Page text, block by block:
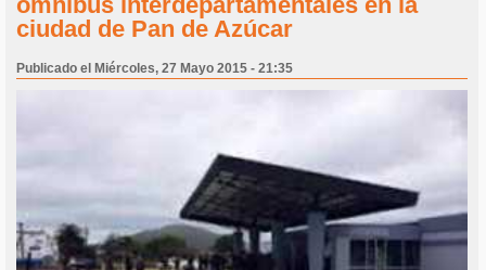
ciudad de Pan de Azúcar
Publicado el Miércoles, 27 Mayo 2015 - 21:35